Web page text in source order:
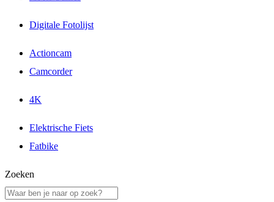
Digitale Fotolijst
Actioncam
Camcorder
4K
Elektrische Fiets
Fatbike
Zoeken